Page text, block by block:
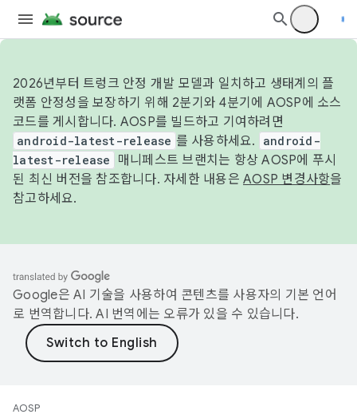
2026년부터 트렁크 안정 개발 모델과 일치하고 생태계의 플
랫폼 안정성을 보장하기 위해 2분기와 4분기에 AOSP에 소스
코드를 게시합니다. AOSP를 빌드하고 기여하려면
android-latest-release 를 사용하세요.
android-
latest-release
매니페스트 브랜치는 항상 AOSP에 푸시
된 최신 버전을 참조합니다. 자세한 내용은 AOSP 변경사항을
참고하세요.
Google은 AI 기술을 사용하여 콘텐츠를 사용자의 기본 언어
로 번역합니다. AI 번역에는 오류가 있을 수 있습니다.
AOSP